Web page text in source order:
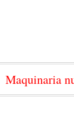
Maquinaria